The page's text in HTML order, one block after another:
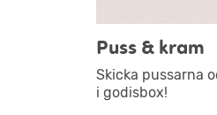
Puss & kram
Skicka pussarna
i godisbox!